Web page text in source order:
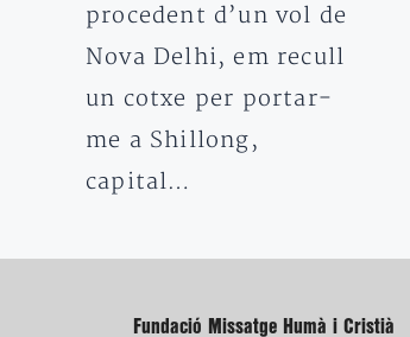
procedent d’un vol de
Nova Delhi, em recull
un cotxe per portar-
me a Shillong,
capital…
Fundació Missatge Humà i Cristià